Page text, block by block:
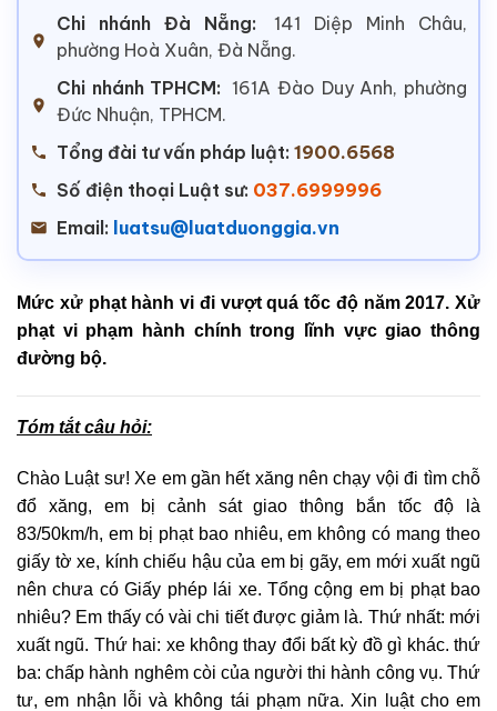
Chi nhánh Đà Nẵng:
141 Diệp Minh Châu,
phường Hoà Xuân, Đà Nẵng.
Chi nhánh TPHCM: 161A Đào Duy Anh, phường
Đức Nhuận, TPHCM.
Tổng đài tư vấn pháp luật: 1900.6568
Số điện thoại Luật sư: 037.6999996
Email: luatsu@luatduonggia.vn
Mức xử phạt hành vi đi vượt quá tốc độ năm 2017. Xử
phạt vi phạm hành chính trong lĩnh vực giao thông
đường bộ.
Tóm tắt câu hỏi:
Chào Luật sư! Xe em gần hết xăng nên chạy vội đi tìm chỗ
đổ xăng, em bị cảnh sát giao thông bắn tốc độ là
83/50km/h, em bị phạt bao nhiêu, em không có mang theo
giấy tờ xe, kính chiếu hậu của em bị gãy, em mới xuất ngũ
nên chưa có Giấy phép lái xe. Tổng cộng em bị phạt bao
nhiêu? Em thấy có vài chi tiết được giảm là. Thứ nhất: mới
xuất ngũ. Thứ hai: xe không thay đổi bất kỳ đồ gì khác. thứ
ba: chấp hành nghêm còi của người thi hành công vụ. Thứ
tư, em nhận lỗi và không tái phạm nữa. Xin luật cho em